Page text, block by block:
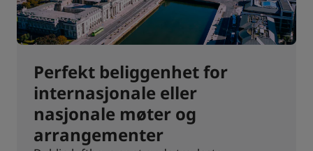
Perfekt beliggenhet for
internasjonale eller
nasjonale møter og
arrangementer